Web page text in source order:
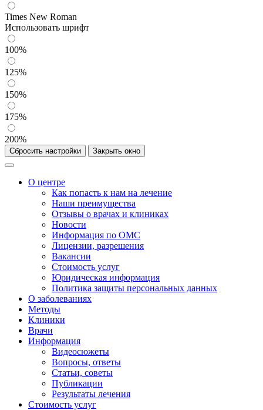
Times New Roman
Использовать шрифт
100%
125%
150%
175%
200%
Сбросить настройки Закрыть окно
О центре
Как попасть к нам на лечение
Наши преимущества
Отзывы о врачах и клиниках
Новости
Информация по ОМС
Лицензии, разрешения
Вакансии
Стоимость услуг
Юридическая информация
Политика защиты персональных данных
О заболеваниях
Методы
Клиники
Врачи
Информация
Видеосюжеты
Вопросы, ответы
Статьи, советы
Публикации
Результаты лечения
Стоимость услуг